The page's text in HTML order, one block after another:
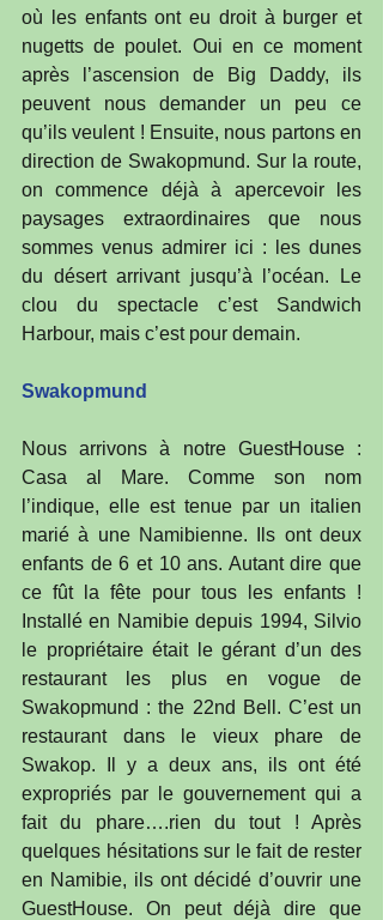
où les enfants ont eu droit à burger et
nugetts de poulet. Oui en ce moment
après l’ascension de Big Daddy, ils
peuvent nous demander un peu ce
qu’ils veulent ! Ensuite, nous partons en
direction de Swakopmund. Sur la route,
on commence déjà à apercevoir les
paysages extraordinaires que nous
sommes venus admirer ici : les dunes
du désert arrivant jusqu’à l’océan. Le
clou du spectacle c’est Sandwich
Harbour, mais c’est pour demain.
Swakopmund
Nous arrivons à notre GuestHouse :
Casa al Mare. Comme son nom
l’indique, elle est tenue par un italien
marié à une Namibienne. Ils ont deux
enfants de 6 et 10 ans. Autant dire que
ce fût la fête pour tous les enfants !
Installé en Namibie depuis 1994, Silvio
le propriétaire était le gérant d’un des
restaurant les plus en vogue de
Swakopmund : the 22nd Bell. C’est un
restaurant dans le vieux phare de
Swakop. Il y a deux ans, ils ont été
expropriés par le gouvernement qui a
fait du phare….rien du tout ! Après
quelques hésitations sur le fait de rester
en Namibie, ils ont décidé d’ouvrir une
GuestHouse. On peut déjà dire que